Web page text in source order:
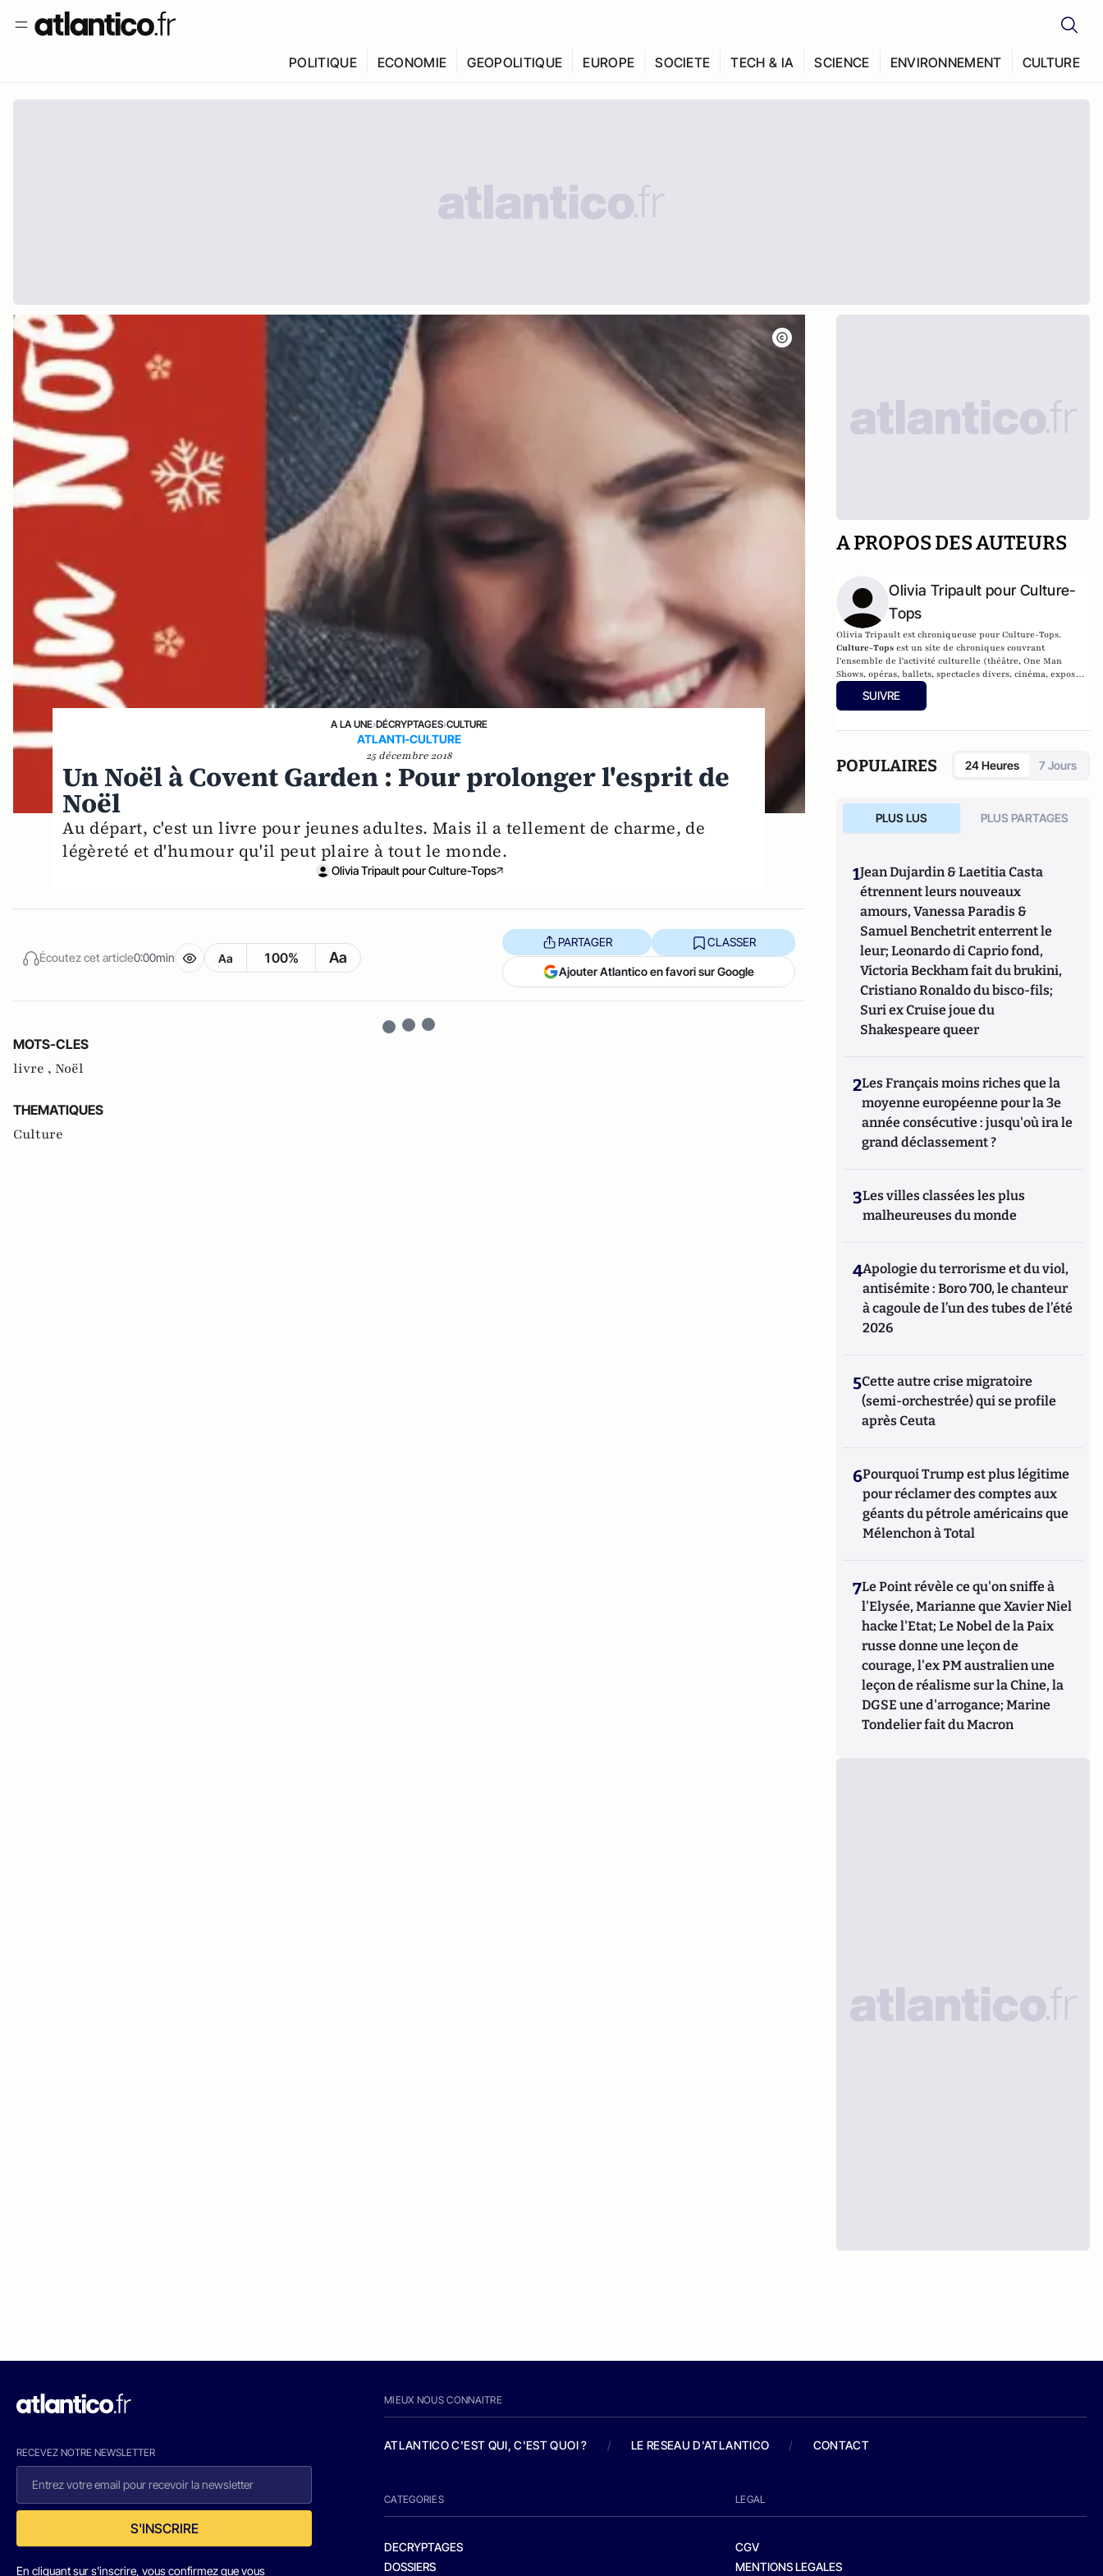
POLITIQUE ECONOMIE GEOPOLITIQUE EUROPE SOCIETE TECH & IA SCIENCE ENVIRONNEMENT CULTURE
A LA UNE›DÉCRYPTAGES›CULTURE
ATLANTI-CULTURE
25 décembre 2018
Un Noël à Covent Garden : Pour prolonger l'esprit de
Noël
Au départ, c'est un livre pour jeunes adultes. Mais il a tellement de charme, de
légèreté et d'humour qu'il peut plaire à tout le monde.
Olivia Tripault pour Culture-Tops
Écoutez cet article0:00min Aa 100% Aa
PARTAGER CLASSER
Ajouter Atlantico en favori sur Google
MOTS-CLES
livre , Noël
THEMATIQUES
Culture
A PROPOS DES AUTEURS
Olivia Tripault pour Culture-
Tops
Olivia Tripault est chroniqueuse pour Culture-Tops.
Culture-Tops est un site de chroniques couvrant
l'ensemble de l'activité culturelle (théâtre, One Man
Shows, opéras, ballets, spectacles divers, cinéma, expos,
livres, etc.).
SUIVRE
POPULAIRES 24 Heures 7 Jours
PLUS LUS PLUS PARTAGES
1Jean Dujardin & Laetitia Casta
étrennent leurs nouveaux
amours, Vanessa Paradis &
Samuel Benchetrit enterrent le
leur; Leonardo di Caprio fond,
Victoria Beckham fait du brukini,
Cristiano Ronaldo du bisco-fils;
Suri ex Cruise joue du
Shakespeare queer
2Les Français moins riches que la
moyenne européenne pour la 3e
année consécutive : jusqu'où ira le
grand déclassement ?
3Les villes classées les plus
malheureuses du monde
4Apologie du terrorisme et du viol,
antisémite : Boro 700, le chanteur
à cagoule de l’un des tubes de l’été
2026
5Cette autre crise migratoire
(semi-orchestrée) qui se profile
après Ceuta
6Pourquoi Trump est plus légitime
pour réclamer des comptes aux
géants du pétrole américains que
Mélenchon à Total
7Le Point révèle ce qu'on sniffe à
l'Elysée, Marianne que Xavier Niel
hacke l'Etat; Le Nobel de la Paix
russe donne une leçon de
courage, l'ex PM australien une
leçon de réalisme sur la Chine, la
DGSE une d'arrogance; Marine
Tondelier fait du Macron
RECEVEZ NOTRE NEWSLETTER
S'INSCRIRE
En cliquant sur s'inscrire, vous confirmez que vous
MIEUX NOUS CONNAITRE
ATLANTICO C'EST QUI, C'EST QUOI ? / LE RESEAU D'ATLANTICO / CONTACT
CATEGORIES
DECRYPTAGES
DOSSIERS
LEGAL
CGV
MENTIONS LEGALES